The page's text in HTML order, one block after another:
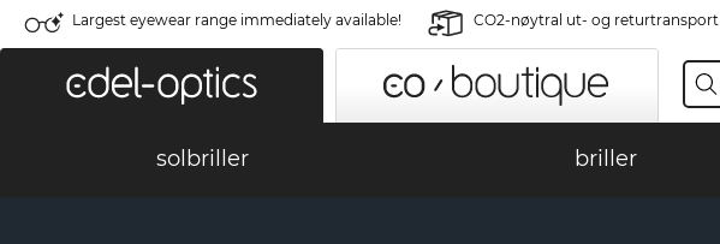
Largest eyewear range immediately available! CO2-nøytral ut- og returtransport
solbriller briller